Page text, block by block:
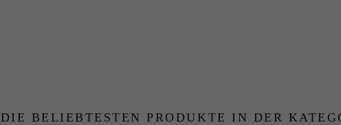
DIE BELIEBTESTEN PRODUKTE IN DER